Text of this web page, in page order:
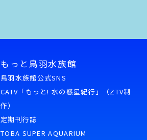
もっと鳥羽水族館
鳥羽水族館公式SNS
CATV「もっと! 水の惑星紀行」（ZTV制
作）
定期刊行誌
TOBA SUPER AQUARIUM